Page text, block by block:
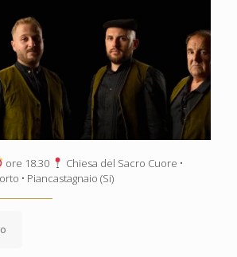
ore 18.30
Chiesa del Sacro Cuore •
• Piancastagnaio (Si)